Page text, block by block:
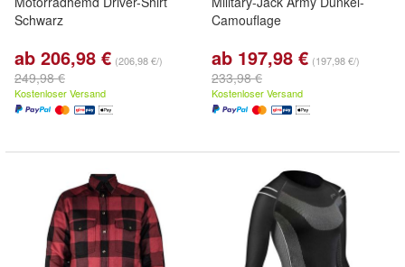
Schwarz
ab 206,98 € (206,98 €/)
249,98 €
Kostenloser Versand
Camouflage
ab 197,98 € (197,98 €/)
233,98 €
Kostenloser Versand